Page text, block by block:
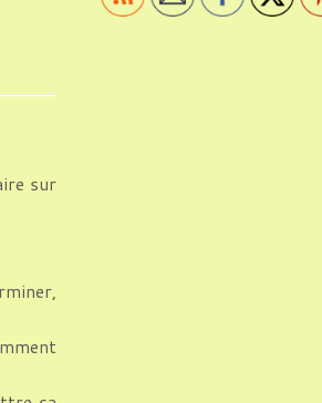
sur